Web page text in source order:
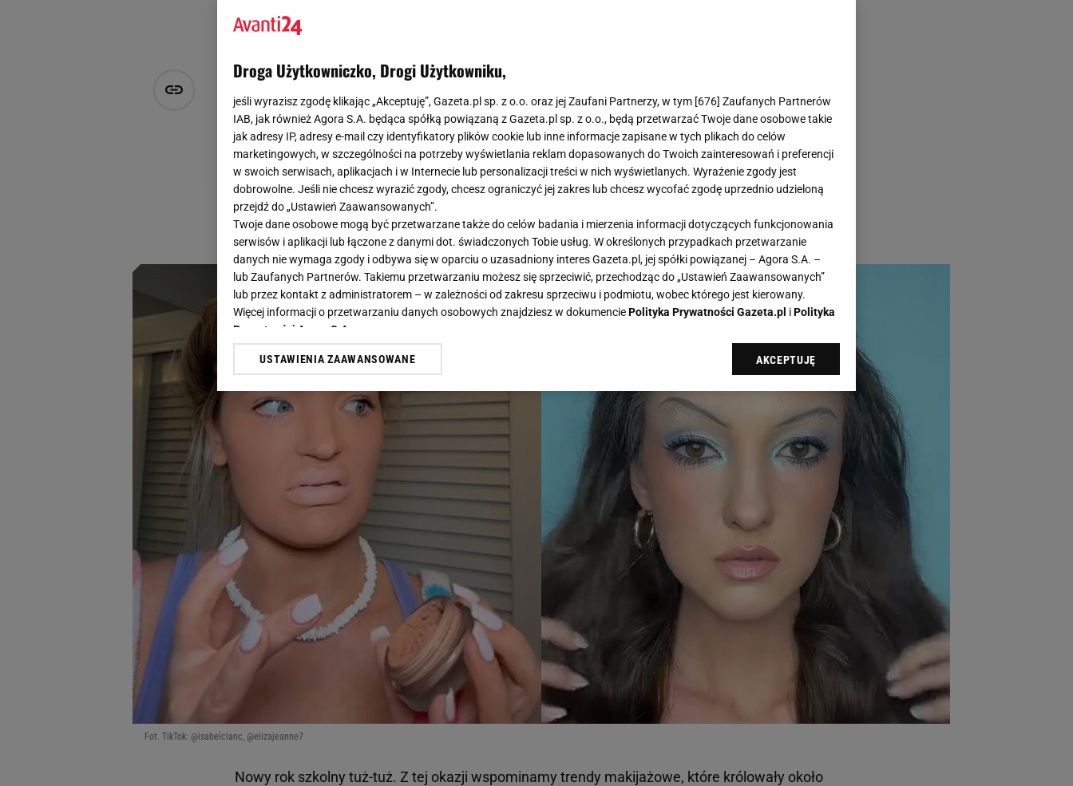
Pamiętacie te trendy makijażowe? 20 lat temu były
absolutnym hitem, dziś są synonimem obciachu!
Justyna Laskowska
23 sierpnia 2024, 13:31
Kiedyś były hitem, dziś są synonimem obciachu. Z okazji zbliżającego się nowego roku
szkolnego wspominamy kilka najgorszych trendów urodowych z lat 2000-2010!
Fot. TikTok: @isabelclanc, @elizajeanne7
Nowy rok szkolny tuż-tuż. Z tej okazji wspominamy trendy makijażowe, które królowały około
Droga Użytkowniczko, Drogi Użytkowniku,
jeśli wyrazisz zgodę klikając „Akceptuję”, Gazeta.pl sp. z o.o. oraz jej Zaufani Partnerzy, w tym [676] Zaufanych Partnerów
IAB, jak również Agora S.A. będąca spółką powiązaną z Gazeta.pl sp. z o.o., będą przetwarzać Twoje dane osobowe takie
jak adresy IP, adresy e-mail czy identyfikatory plików cookie lub inne informacje zapisane w tych plikach do celów
marketingowych, w szczególności na potrzeby wyświetlania reklam dopasowanych do Twoich zainteresowań i preferencji
w swoich serwisach, aplikacjach i w Internecie lub personalizacji treści w nich wyświetlanych. Wyrażenie zgody jest
dobrowolne. Jeśli nie chcesz wyrazić zgody, chcesz ograniczyć jej zakres lub chcesz wycofać zgodę uprzednio udzieloną
przejdź do „Ustawień Zaawansowanych”.
Twoje dane osobowe mogą być przetwarzane także do celów badania i mierzenia informacji dotyczących funkcjonowania
serwisów i aplikacji lub łączone z danymi dot. świadczonych Tobie usług. W określonych przypadkach przetwarzanie
danych nie wymaga zgody i odbywa się w oparciu o uzasadniony interes Gazeta.pl, jej spółki powiązanej – Agora S.A. –
lub Zaufanych Partnerów. Takiemu przetwarzaniu możesz się sprzeciwić, przechodząc do „Ustawień Zaawansowanych”
lub przez kontakt z administratorem – w zależności od zakresu sprzeciwu i podmiotu, wobec którego jest kierowany.
Więcej informacji o przetwarzaniu danych osobowych znajdziesz w dokumenciePolityka Prywatności Gazeta.pl iPolityka
Prywatności Agora S.A.
Klikając „Akceptuję” wyrażasz też zgodę na zainstalowanie i przechowywanie plików cookie Gazeta.pl sp. z o.o., jej
dotyczące plików cookie, wywołując narzędzie do zarządzania twoimi preferencjami dot. przetwarzania danych poprzez
odnośnik „Ustawienia prywatności ” w stopce serwisu i przechodząc do „Ustawień Zaawansowanych”. Zmiana ustawień
plików cookie możliwa jest także za pomocą ustawień przeglądarki.
My, nasi Zaufani Partnerzy i Agora S.A. możemy przetwarzać dane osobowe w następujących celach:
Użycie dokładnych danych geolokalizacyjnych. Aktywne skanowanie charakterystyki urządzenia do celów identyfikacji.
Przechowywanie informacji na urządzeniu lub dostęp do nich. Spersonalizowane reklamy i treści, pomiar reklam i treści,
badnie odbiorców i ulepszanie usług.
Lista Zaufanych Partnerów
USTAWIENIA ZAAWANSOWANE AKCEPTUJĘ